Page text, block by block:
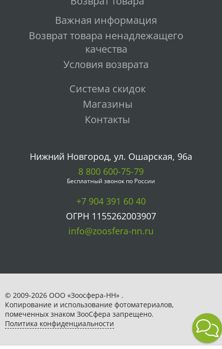
Важная информация
Возврат товара ненадлежащего
качества
Условия возврата
Система скидок
Магазины
Контакты
Нижний Новгород, ул. Ошарская, 96а
8 800 600-75-79
Бесплатный звонок по России
+7 904 391 60 40
ОГРН 1155262003907
info@zoosfera-nn.ru
© 2009-2026 ООО «Зоосфера-НН» .
Копирование и использование фотоматериалов,
помеченных знаком ЗooСфера запрещено.
Политика конфиденциальности